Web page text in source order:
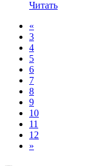
Читать
«
3
4
5
6
7
8
9
10
11
12
»